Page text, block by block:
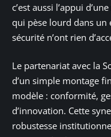
c’est aussi l’appui
qui pèse lourd dans
sécurité n’ont rien
Le partenariat avec la
d’un simple montage
modèle : conformité,
d’innovation. Cette
robustesse